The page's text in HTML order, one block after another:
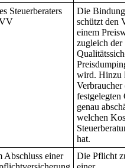
Steuerberaters
Die Bindung
schützt den
einem
zugleich der
Preisdumping
wird. Hinzu
Verbraucher
festgelegten
genau
welchen
Steuerberatung
hat.
Abschluss einer
Die Pflicht zum